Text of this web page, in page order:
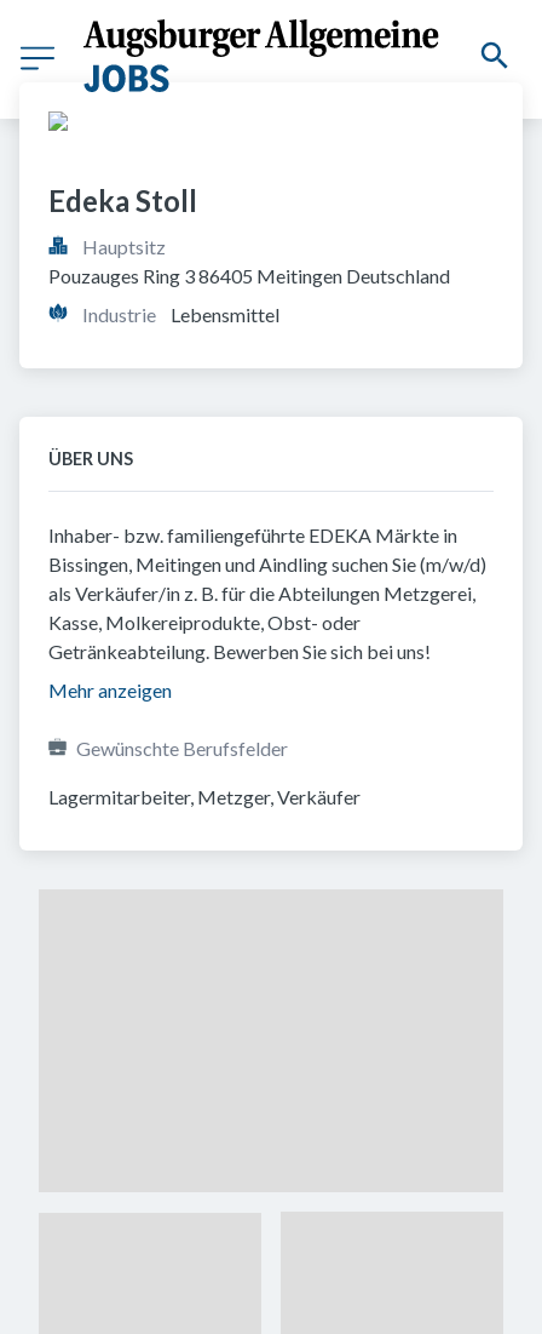
Edeka Stoll
Hauptsitz
Pouzauges Ring 3 86405 Meitingen Deutschland
Industrie
Lebensmittel
ÜBER UNS
Inhaber- bzw. familiengeführte EDEKA Märkte in
Bissingen, Meitingen und Aindling suchen Sie (m/w/d)
als Verkäufer/in z. B. für die Abteilungen Metzgerei,
Kasse, Molkereiprodukte, Obst- oder
Getränkeabteilung. Bewerben Sie sich bei uns!
Mehr anzeigen
Gewünschte Berufsfelder
Lagermitarbeiter, Metzger, Verkäufer